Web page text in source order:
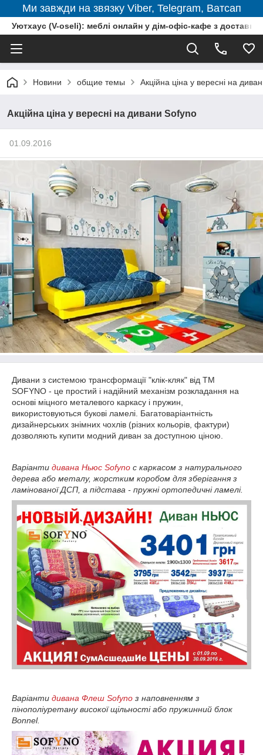
Ми завжди на звязку Viber, Telegram, Ватсап
Уютхаус (V-oseli): меблі онлайн у дім-офіс-кафе з
Новини общие темы Акційна ціна у вересні на
Акційна ціна у вересні на дивани Sofyno
01.09.2016
Дивани з системою трансформації "клік-кляк" від ТМ
SOFYNO - це простий і надійний механізм розкладання на
основі міцного металевого каркасу і пружин,
використовуються букові ламелі. Багатоваріантність
дизайнерських знімних чохлів (різних кольорів, фактури)
дозволяють купити модний диван за доступною ціною.
Варіанти дивана Ньюс Sofyno c каркасом з натурального
дерева або металу, жорстким коробом для зберігання з
ламінованої ДСП, а підстава - пружні ортопедичні ламелі.
Варіанти дивана Флеш Sofyno з наповненням з
пінополіуретану високої щільності або пружинний блок
Bonnel.